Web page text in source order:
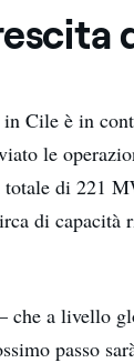
Cile è in
le
totale di 221
di capacità
che a livello
passo